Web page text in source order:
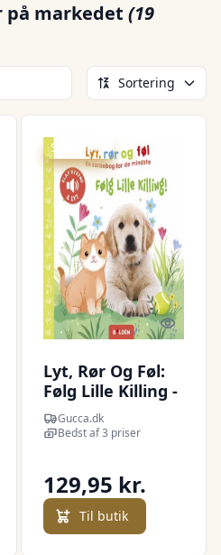
på markedet (19
Sortering
look
Spar -18 kr.
Quick
Lyt, Rør Og Føl:
Følg Lille Killing -
BogGucca.dk
Bedst af 3 priser
129,95 kr.
Til butik